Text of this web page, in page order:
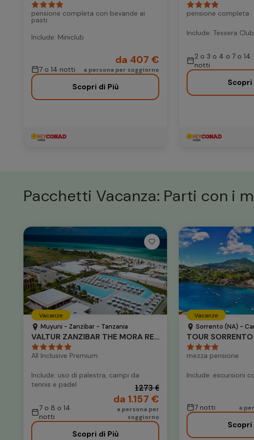
pensione completa con bevande ai
pasti
Include: Miniclub
7 o 14 notti
da 407 €
a persona per soggiorno
Scopri di Più
pensione completa
Include: Tessera
2 o 3 o 4 o 7 o 14
notti
Scopri
Pacchetti Vacanza: Parti con i
Vacanze
Muyuni - Zanzibar - Tanzania
VALTUR ZANZIBAR THE MORA RESORT
All Inclusive Premium
Include: uso di palestra, campi da
tennis e padel
7 o 8 o 14
notti
1273 €
da 1.157 €
a persona per
soggiorno
Scopri di Più
Vacanze
Sorrento (NA) -
TOUR
mezza pensione
Include: escursioni
7 notti a
Scopri